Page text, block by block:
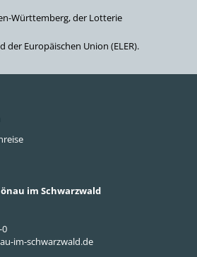
Württemberg, der Lotterie
der Europäischen Union (ELER).
im Schwarzwald
0
im-schwarzwald.de